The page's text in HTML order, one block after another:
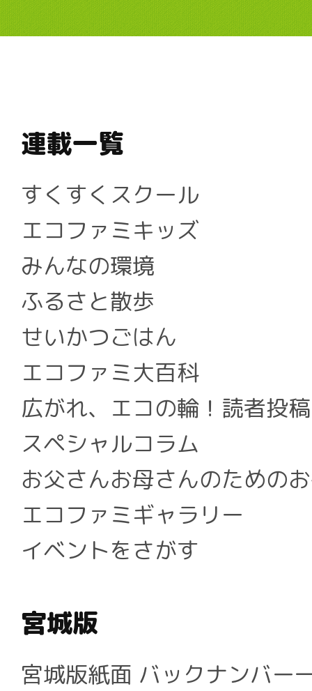
連載一覧
すくすくスクール
エコファミキッズ
みんなの環境
ふるさと散歩
せいかつごはん
エコファミ大百科
広がれ、エコの輪！読者投
スペシャルコラム
お父さんお母さんのための
エコファミギャラリー
イベントをさがす
宮城版
宮城版紙面 バックナンバー